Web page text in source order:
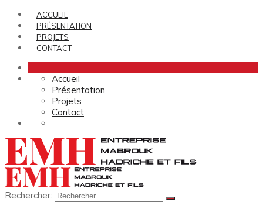
ACCUEIL
PRÉSENTATION
PROJETS
CONTACT
Accueil
Présentation
Projets
Contact
Rechercher: